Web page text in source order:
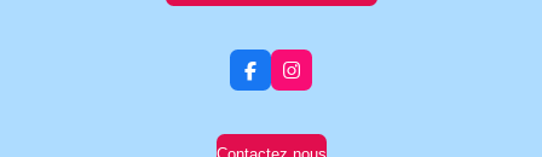
F
a
e
b
I
n
t
a